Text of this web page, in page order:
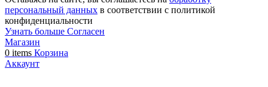
персональный данных в соответствии с политикой
конфиденциальности
Узнать больше Узнать
Согласен
Магазин
0 items Корзина
Аккаунт